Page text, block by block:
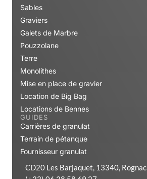
Sables
Graviers
Galets de Marbre
Pouzzolane
Terre
Monolithes
Mise en place de gravier
Location de Big Bag
Locations de Bennes
GUIDES
Carrières de granulat
Terrain de pétanque
Fournisseur granulat
CD20 Les Barjaquet, 13340, Rognac